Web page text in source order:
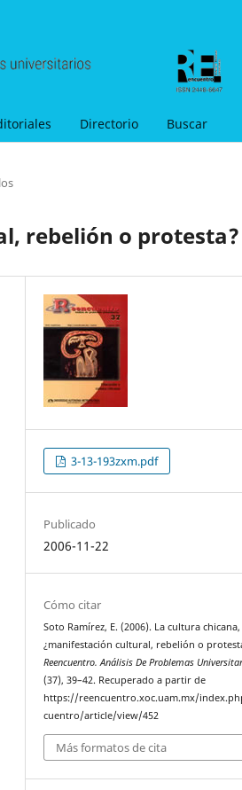
Directorio Buscar
rebelión o protesta?
3-13-193zxm.pdf
Publicado
2006-11-22
Cómo citar
Soto Ramírez, E. (2006). La cultura chicana,
¿manifestación cultural, rebelión o
Reencuentro. Análisis De Problemas
(37), 39–42. Recuperado a partir de
https://reencuentro.xoc.uam.mx/
cuentro/article/view/452
Más formatos de cita